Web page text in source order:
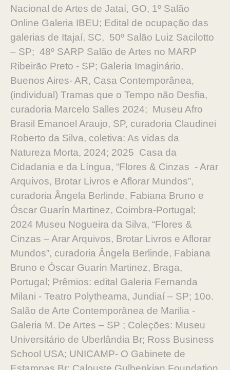
Nacional de Artes de Jataí, GO, 1º Salão
Online Galeria IBEU; Edital de ocupação das
galerias de Itajaí, SC, 50º Salão Luiz Sacilotto
– SP; 48º SARP Salão de Artes no MARP
Ribeirão Preto - SP; Galeria Imaginário,
Buenos Aires- AR, Casa Contemporânea,
(individual) Tramas que o Tempo não Desfia,
curadoria Marcelo Salles 2024; Museu Afro
Brasil Emanoel Araujo, SP, curadoria Claudinei
Roberto da Silva, coletiva: As vidas da
Natureza Morta, 2024; 2025 Casa da
Cidadania e da Língua, “Flores & Cinzas - Arar
Arquivos, Brotar Livros e Aflorar Mundos”,
curadoria Ângela Berlinde, Fabiana Bruno e
Óscar Guarín Martinez, Coimbra-Portugal;
2024 Museu Nogueira da Silva, “Flores &
Cinzas – Arar Arquivos, Brotar Livros e Aflorar
Mundos”, curadoria Ângela Berlinde, Fabiana
Bruno e Óscar Guarín Martinez, Braga,
Portugal; Prêmios: edital Galeria Fernanda
Milani - Teatro Polytheama, Jundiaí – SP; 10o.
Salão de Arte Contemporânea de Marilia -
Galeria M. De Artes – SP ; Coleções: Museu
Universitário de Uberlândia Br; Ross Business
School USA; UNICAMP- O Gabinete de